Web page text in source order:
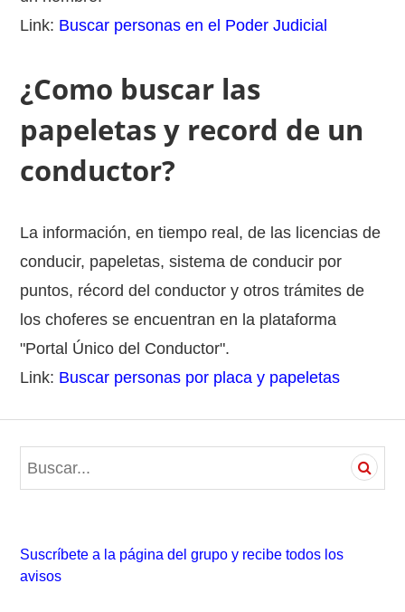
Link: Buscar personas en el Poder Judicial
¿Como buscar las
papeletas y record de un
conductor?
La información, en tiempo real, de las licencias de
conducir, papeletas, sistema de conducir por
puntos, récord del conductor y otros trámites de
los choferes se encuentran en la plataforma
"Portal Único del Conductor".
Link: Buscar personas por placa y papeletas
e
Suscríbete a la página del grupo y recibe todos los
avisos